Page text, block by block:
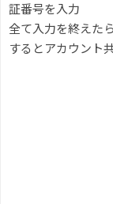
証番号を入力
全て入力を終えた
するとアカウント